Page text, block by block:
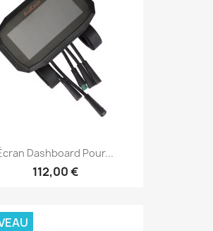
Dashboard Pour...
112,00 €